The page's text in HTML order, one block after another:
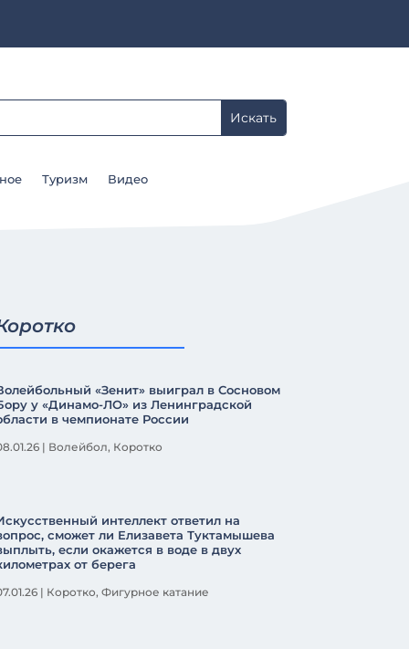
Туризм Видео
«Зенит» выиграл в Сосновом
у «Динамо-ЛО» из Ленинградской
в чемпионате России
| Волейбол, Коротко
интеллект ответил на
сможет ли Елизавета Туктамышева
если окажется в воде в двух
от берега
| Коротко, Фигурное катание